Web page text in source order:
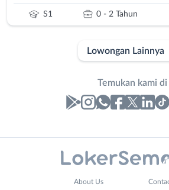
S1 0 - 2 Tahun
Lowongan Lainnya
Temukan kami di
About Us